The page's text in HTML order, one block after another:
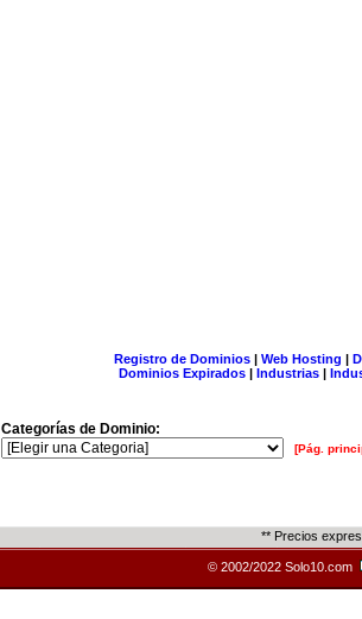
Registro de Dominios| Web Hosting |
Dominios Expirados | Industrias |
Categorías de Dominio:
[Pág.
** Precios
© 2002/2022 Solo10.com